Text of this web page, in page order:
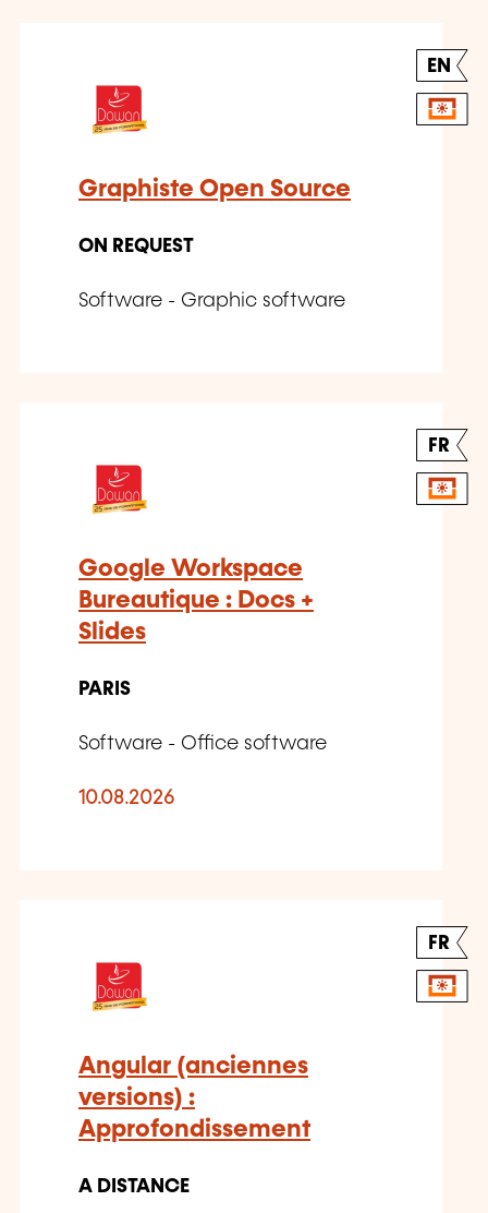
EN
Graphiste Open Source
ON REQUEST
Software - Graphic software
FR
Google Workspace
Bureautique : Docs +
Slides
PARIS
Software - Office software
10.08.2026
FR
Angular (anciennes
versions) :
Approfondissement
A DISTANCE